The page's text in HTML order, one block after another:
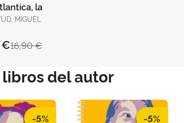
la
MIGUEL
16,90 €
€
del autor
-5% -5%